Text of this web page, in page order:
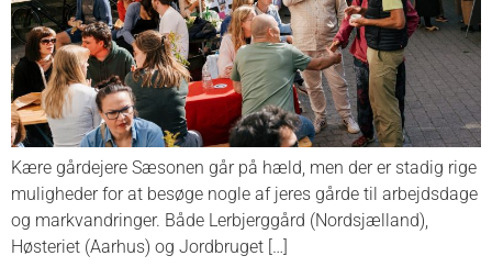
Kære gårdejere Sæsonen går på hæld, men der er stadig rige
muligheder for at besøge nogle af jeres gårde til arbejdsdage
og markvandringer. Både Lerbjerggård (Nordsjælland),
Høsteriet (Aarhus) og Jordbruget […]